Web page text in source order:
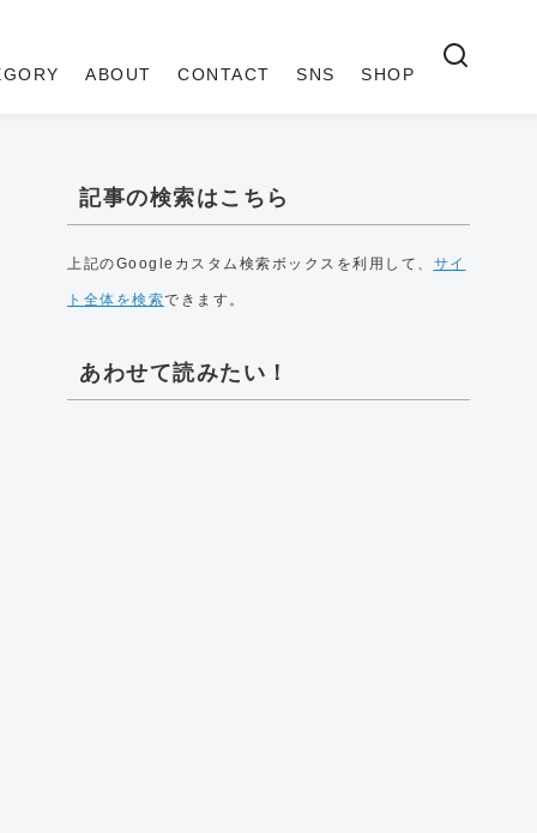
ABOUT CONTACT SNS SHOP
記事の検索はこちら
上記のGoogleカスタム検索ボックスを利用して、 サイ
ト全体を検索できます。
あわせて読みたい！